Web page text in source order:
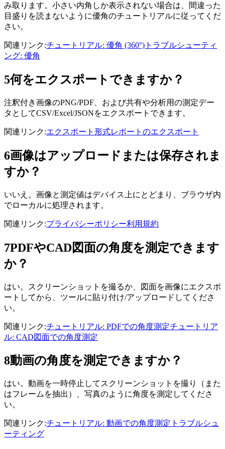
み取ります。小さい内角しか表示されない場合は、間違った
目盛りを読まないように優角のチュートリアルに従ってくだ
さい。
関連リンク:チュートリアル: 優角 (360°) トラブルシューティ
ング: 優角
5何をエクスポートできますか？
注釈付き画像のPNG/PDF、および共有や分析用の測定デー
タとしてCSV/Excel/JSONをエクスポートできます。
関連リンク:エクスポート形式レポートのエクスポート
6画像はアップロードまたは保存されま
すか？
いいえ。画像と測定値はデバイス上にとどまり、ブラウザ内
でローカルに処理されます。
関連リンク:プライバシーポリシー利用規約
7PDFやCAD図面の角度を測定できます
か？
はい。スクリーンショットを撮るか、図面を画像にエクスポ
ートしてから、ツールに貼り付け/アップロードしてくださ
い。
関連リンク:チュートリアル: PDFでの角度測定チュートリア
ル: CAD図面での角度測定
8動画の角度を測定できますか？
はい。動画を一時停止してスクリーンショットを撮り（また
はフレームを抽出）、写真のように角度を測定してくださ
い。
関連リンク:チュートリアル: 動画での角度測定 トラブルシュ
ーティング